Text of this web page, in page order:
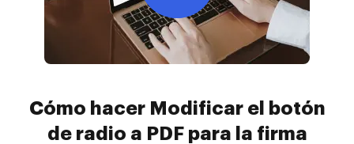
Cómo hacer Modificar el botón
de radio a PDF para la firma